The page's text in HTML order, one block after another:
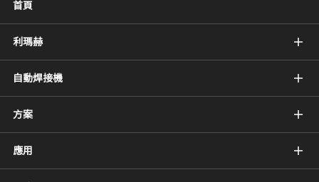
首頁
利瑪赫
自動焊接機
方案
應用